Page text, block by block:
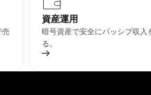
資産運用
暗号資産で安全にパッシブ収入
る。